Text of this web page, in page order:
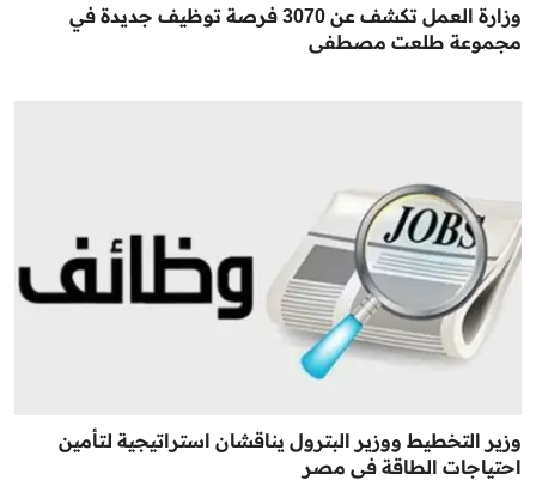
وزارة العمل تكشف عن 3070 فرصة توظيف جديدة في
مجموعة طلعت مصطفى
وزير التخطيط ووزير البترول يناقشان استراتيجية لتأمين
احتياجات الطاقة في مصر